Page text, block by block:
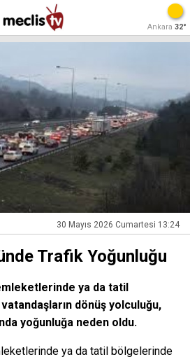
Ankara 32°
30 Mayıs 2026 Cumartesi 13:24
Trafik Yoğunluğu
ya da tatil
dönüş yolculuğu,
yoğunluğa neden oldu.
ya da tatil bölgelerinde